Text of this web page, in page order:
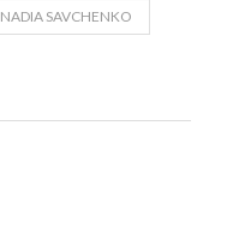
NADIA SAVCHENKO